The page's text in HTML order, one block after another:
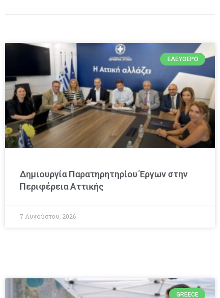
ΕΛΕΎΘΕΡΟ
Δημιουργία Παρατηρητηρίου Έργων στην
Περιφέρεια Αττικής
7 Αυγούστου, 2026
GREECE